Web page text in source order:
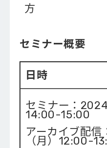
方
セミナー概要
日時
セミナー：
14:00-15:00
アーカイブ配
（月）12:00-